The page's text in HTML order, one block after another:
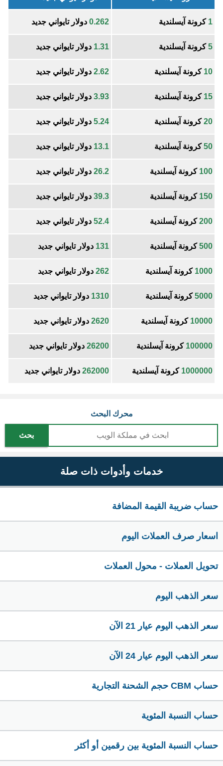
1 كرونة آيسلندية 0.262 دولار تايواني جديد
5كرونة آيسلندية 1.31 دولار تايواني جديد
10 كرونة آيسلندية 2.62 دولار تايواني جديد
15 كرونة آيسلندية 3.93 دولار تايواني جديد
20كرونة آيسلندية 5.24 دولار تايواني جديد
50كرونة آيسلندية 13.1 دولار تايواني جديد
100 كرونة آيسلندية 26.2 دولار تايواني جديد
150 كرونة آيسلندية 39.3 دولار تايواني جديد
200كرونة آيسلندية 52.4 دولار تايواني جديد
500كرونة آيسلندية 131 دولار تايواني جديد
1000 كرونة آيسلندية 262 دولار تايواني جديد
5000كرونة آيسلندية 1310 دولار تايواني جديد
10000 كرونة آيسلندية 2620 دولار تايواني جديد
100000 كرونة آيسلندية 26200 دولار تايواني جديد
1000000 كرونة آيسلندية 262000 دولار تايواني جديد
محرك البحث
بحث
خدمات وأدوات ذات صلة
حساب ضريبة القيمة المضافة
اسعار صرف العملات اليوم
تحويل العملات - محول العملات
سعر الذهب اليوم
سعر الذهب اليوم عيار 21 الآن
سعر الذهب اليوم عيار 24 الآن
حساب CBM حجم الشحنة التجارية
حساب النسبة المئوية
حساب النسبة المئوية بين رقمين أو أكثر